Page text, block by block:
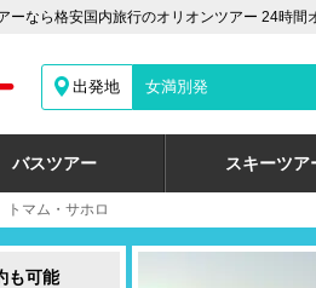
ーなら格安国内旅行のオリオンツアー 24時間
出発地 女満別発
バスツアー スキーツア
トマム・サホロ
も可能